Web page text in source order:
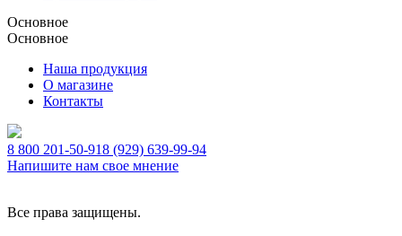
Основное
Основное
Наша продукция
О магазине
Контакты
8 800 201-50-918 (929) 639-99-94
Напишите нам свое мнение
Все права защищены.